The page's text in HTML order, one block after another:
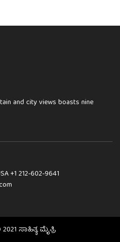
and city views boasts nine
+1 212-602-9641
2021 ಸಾಹಿತ್ಯ ಮೈತ್ರಿ